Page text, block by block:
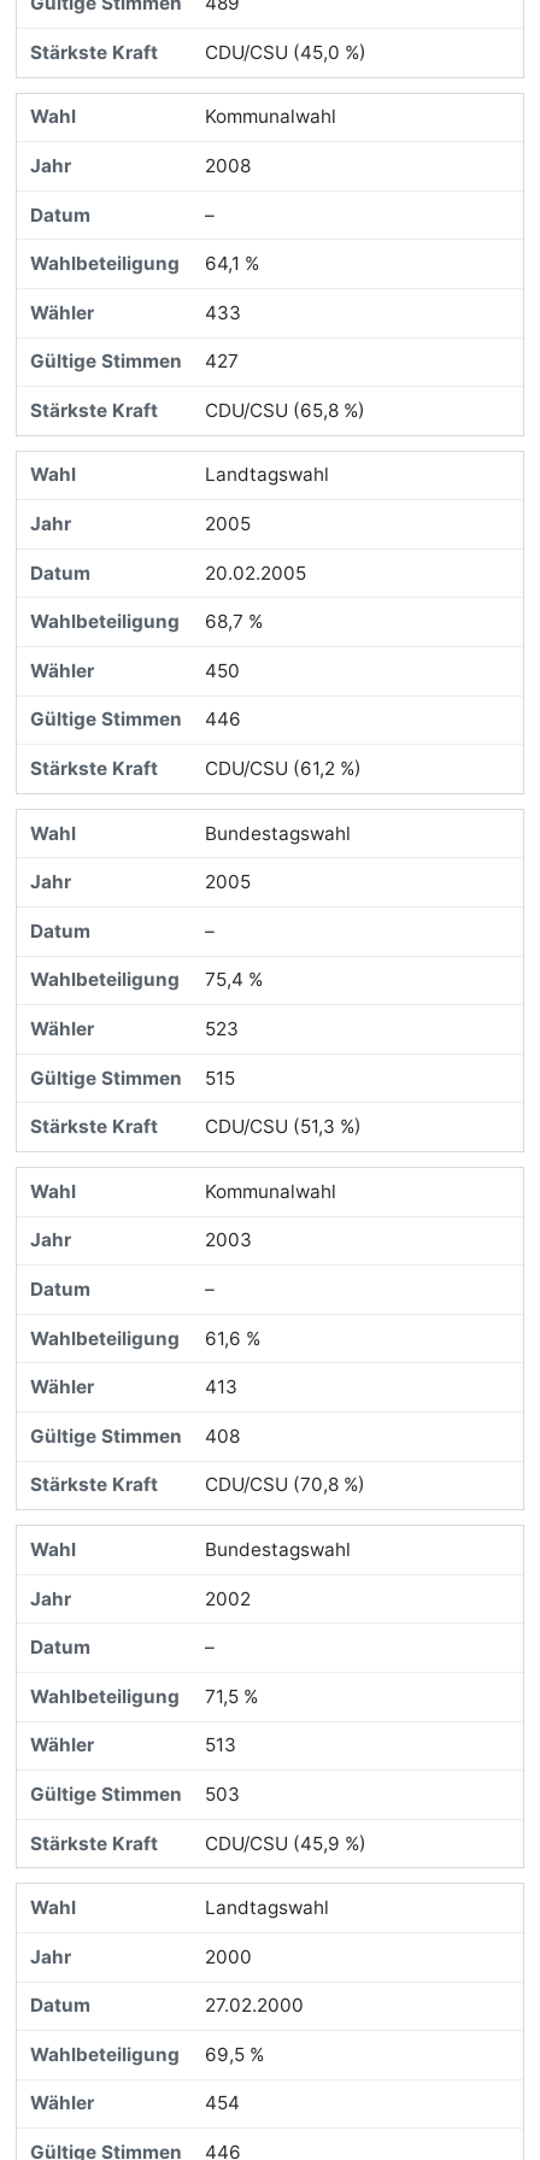
CDU/CSU (45,0 %)
Kommunalwahl
2008
–
64,1 %
433
427
CDU/CSU (65,8 %)
Landtagswahl
2005
20.02.2005
68,7 %
450
446
CDU/CSU (61,2 %)
Bundestagswahl
2005
–
75,4 %
523
515
CDU/CSU (51,3 %)
Kommunalwahl
2003
–
61,6 %
413
408
CDU/CSU (70,8 %)
Bundestagswahl
2002
–
71,5 %
513
503
CDU/CSU (45,9 %)
Landtagswahl
2000
27.02.2000
69,5 %
454
446